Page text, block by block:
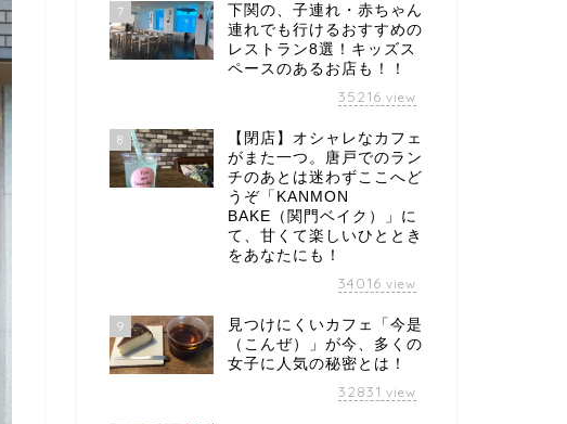
7
下関の、子連れ・赤ちゃん
連れでも行けるおすすめの
レストラン8選！キッズス
ペースのあるお店も！！
35216 view
8
【閉店】オシャレなカフェ
がまた一つ。唐戸でのラン
チのあとは迷わずここへど
うぞ「KANMON
BAKE（関門ベイク）」に
て、甘くて楽しいひととき
をあなたにも！
34016 view
9
見つけにくいカフェ「今是
（こんぜ）」が今、多くの
女子に人気の秘密とは！
32831 view